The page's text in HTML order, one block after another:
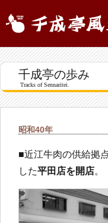
千成亭の歩み
Tracks of Sennaritei.
昭和40年
■近江牛肉の供給拠
した平田店を開店。